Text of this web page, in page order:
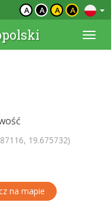
A A A A
19.675732)
na mapie